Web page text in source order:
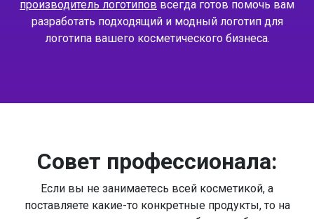
производитель логотипов всегда готов помочь вам
разработать подходящий и модный логотип для
логотипа вашего косметического бизнеса.
Совет профессионала:
Если вы не занимаетесь всей косметикой, а
поставляете какие-то конкретные продукты, то на